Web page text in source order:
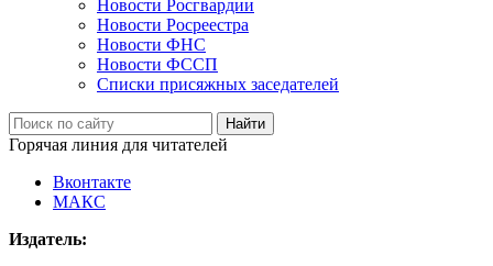
Новости Росгвардии
Новости Росреестра
Новости ФНС
Новости ФССП
Списки присяжных заседателей
Горячая линия для читателей
Вконтакте
МАКС
Издатель: